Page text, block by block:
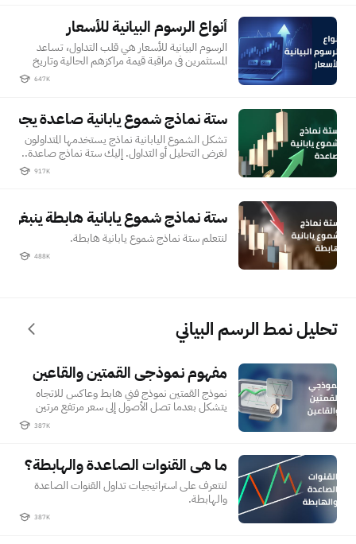
أنواع الرسوم البيانية للأسعار أنواع الرسوم البيانية للأسعار
الرسوم البيانية للأسعار هي قلب التداول، تساعد
المستثمرين في مراقبة قيمة مراكزهم الحالية وتاريخ
647K
ستة نماذج شموع يابانية صاعدة يجب عليك معرفتهاستة نماذج شموع يابانية صاعدة يجب
تشكل الشموع اليابانية نماذج يستخدمها المتداولون
لغرض التحليل أو التداول. إليك ستة نماذج صاعدة..
917K
ستة نماذج شموع يابانية هابطة ينبغي عليك معرفتهاستة نماذج شموع يابانية هابطة ينبغي
لنتعلم ستة نماذج شموع يابانية هابطة.
488K
تحليل نمط الرسم البياني
مفهوم نموذجي القمتين والقاعين مفهوم نموذجي القمتين والقاعين
نموذج القمتين نموذج فني هابط وعاكس للاتجاه
يتشكل بعدما تصل الأصول إلى سعر مرتفع مرتين
387K
ما هي القنوات الصاعدة والهابطة؟ ما هي القنوات الصاعدة والهابطة؟
لنتعرف على استراتيجيات تداول القنوات الصاعدة
والهابطة.
387K